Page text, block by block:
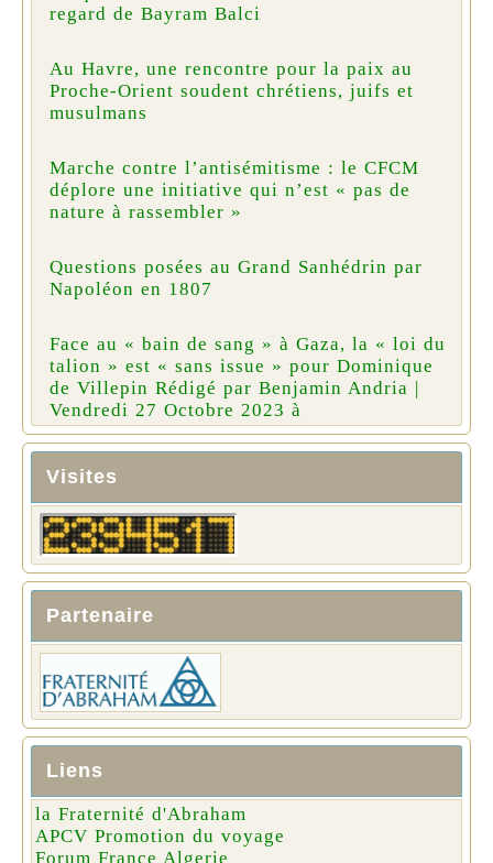
regard de Bayram Balci
Au Havre, une rencontre pour la paix au
Proche-Orient soudent chrétiens, juifs et
musulmans
Marche contre l’antisémitisme : le CFCM
déplore une initiative qui n’est « pas de
nature à rassembler »
Questions posées au Grand Sanhédrin par
Napoléon en 1807
Face au « bain de sang » à Gaza, la « loi du
talion » est « sans issue » pour Dominique
de Villepin Rédigé par Benjamin Andria |
Vendredi 27 Octobre 2023 à
Visites
Partenaire
Liens
la Fraternité d'Abraham
APCV Promotion du voyage
Forum France Algerie